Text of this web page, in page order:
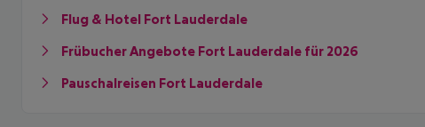
Flug & Hotel Fort Lauderdale
Frübucher Angebote Fort Lauderdale für 2026
Pauschalreisen Fort Lauderdale